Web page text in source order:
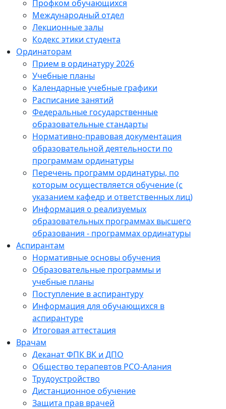
Профком обучающихся
Международный отдел
Лекционные залы
Кодекс этики студента
Ординаторам
Прием в ординатуру 2026
Учебные планы
Календарные учебные графики
Расписание занятий
Федеральные государственные
образовательные стандарты
Нормативно-правовая документация
образовательной деятельности по
программам ординатуры
Перечень программ ординатуры, по
которым осуществляется обучение (с
указанием кафедр и ответственных лиц)
Информация о реализуемых
образовательных программах высшего
образования - программах ординатуры
Аспирантам
Нормативные основы обучения
Образовательные программы и
учебные планы
Поступление в аспирантуру
Информация для обучающихся в
аспирантуре
Итоговая аттестация
Врачам
Деканат ФПК ВК и ДПО
Общество терапевтов РСО-Алания
Трудоустройство
Дистанционное обучение
Защита прав врачей